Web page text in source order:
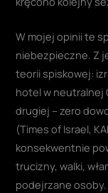
W mojej opinii te
niebezpieczne. Z
teorii spiskowej:
hotel w neutralnej
drugiej – zero
(Times of Israel,
konsekwentnie
trucizny, walki,
podejrzane